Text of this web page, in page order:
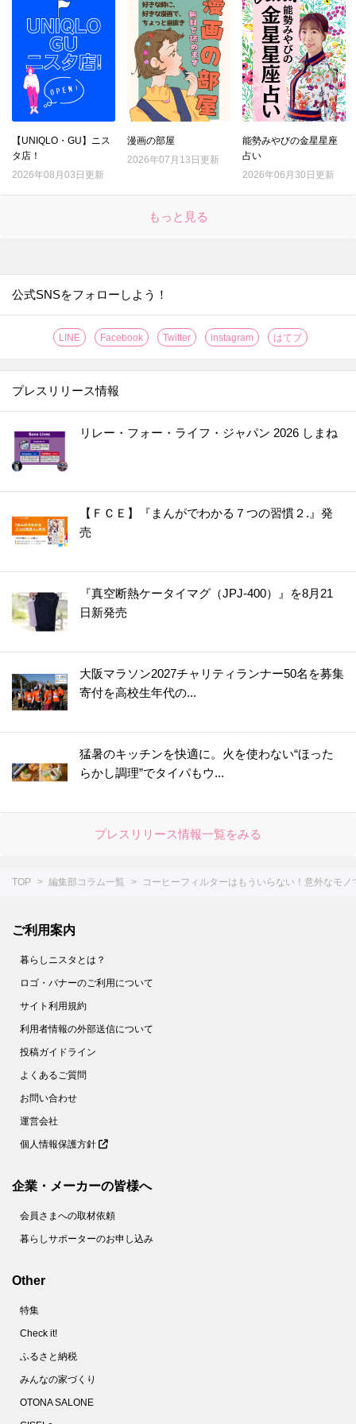
【UNIQLO・GU】ニス
タ店！
2026年08月03日更新
漫画の部屋
2026年07月13日更新
能勢みやびの金星星座
占い
2026年06月30日更新
もっと見る
公式SNSをフォローしよう！
LINE Facebook Twitter instagram はてブ
プレスリリース情報
リレー・フォー・ライフ・ジャパン 2026 しまね
【ＦＣＥ】『まんがでわかる７つの習慣２.』発
売
『真空断熱ケータイマグ（JPJ-400）』を8月21
日新発売
大阪マラソン2027チャリティランナー50名を募集
寄付を高校生年代の...
猛暑のキッチンを快適に。火を使わない“ほった
らかし調理”でタイパもウ...
プレスリリース情報一覧をみる
TOP 編集部コラム一覧 コーヒーフィルターはもういらない！意外なモ
ご利用案内
暮らしニスタとは？
ロゴ・バナーのご利用について
サイト利用規約
利用者情報の外部送信について
投稿ガイドライン
よくあるご質問
お問い合わせ
運営会社
個人情報保護方針
企業・メーカーの皆様へ
会員さまへの取材依頼
暮らしサポーターのお申し込み
Other
特集
Check it!
ふるさと納税
みんなの家づくり
OTONA SALONE